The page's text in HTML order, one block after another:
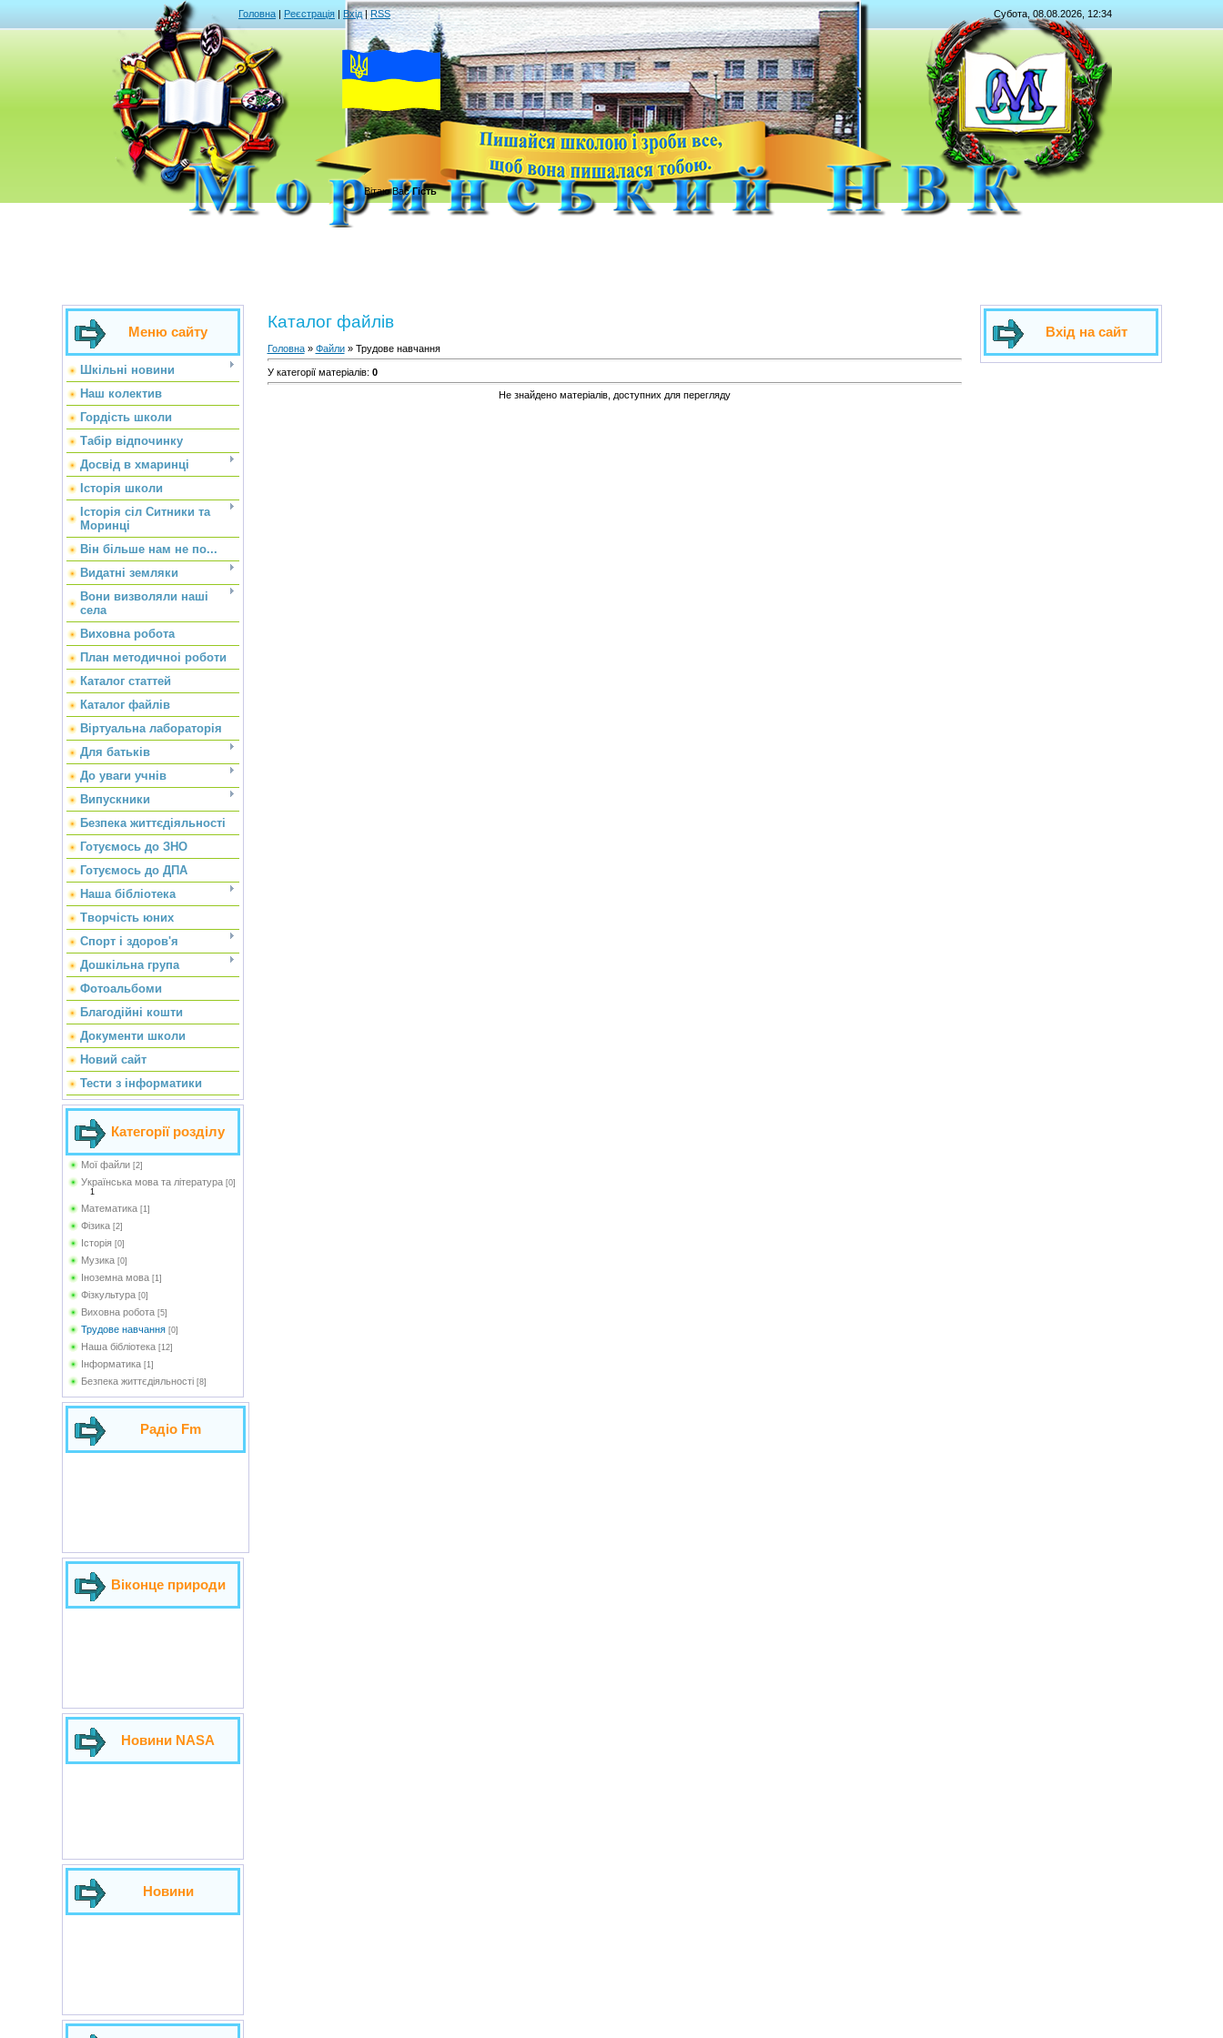
Головна | Реєстрація | Вхід| RSS Субота, 08.08.2026, 12:34
Вітаю Вас Гість
Меню сайту
Шкільні новини
Наш колектив
Гордість школи
Табір відпочинку
Досвід в хмаринці
Історія школи
Історія сіл Ситники та
Моринці
Він більше нам не по...
Видатні земляки
Вони визволяли наші
села
Виховна робота
План методичноі роботи
Каталог статтей
Каталог файлів
Віртуальна лабораторія
Для батьків
До уваги учнів
Випускники
Безпека життєдіяльності
Готуємось до ЗНО
Готуємось до ДПА
Наша бібліотека
Творчість юних
Спорт і здоров'я
Дошкільна група
Фотоальбоми
Благодійні кошти
Документи школи
Новий сайт
Тести з інформатики
Категорії розділу
Мої файли [2]
Українська мова та література [0]
1
Математика [1]
Фізика [2]
Історія [0]
Музика [0]
Іноземна мова [1]
Фізкультура [0]
Виховна робота [5]
Трудове навчання [0]
Наша бібліотека [12]
Інформатика [1]
Безпека життєдіяльності [8]
Радіо Fm
Віконце природи
Новини NASA
Новини
Каталог файлів
Головна» Файли» Трудове навчання
У категорії матеріалів: 0
Не знайдено матеріалів, доступних для перегляду
Вхід на сайт